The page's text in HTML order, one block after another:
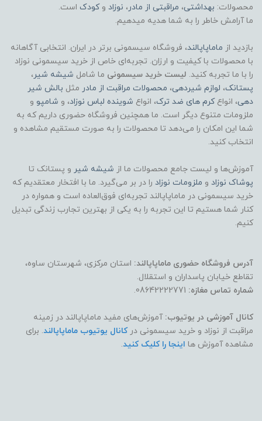
محصولات: بهداشتی، مراقبتی از مادر، نوزاد وکودک است.
ما آرامش خاطر را به شما هدیه میدهیم.
بازدید از ماماپاپالند، فروشگاه سیسمونی برتر در ایران. انتخابی آگاهانه
با محصولات با کیفیت و ارزان. تجربه‌ای خاص از خرید سیسمونی نوزاد
را با ما تجربه کنید. لیست خرید سیسمونی ما شامل شیشه شیر،
پستانک، لوازم شیردهی، محصولات مراقبت از مادر مثل بالش شیر
دهی، انواعکرم های ضد ترک، انواع شوینده لباس نوزاد، و شامپو و
ملزومات متنوع دیگر است. ما همچنین فروشگاه حضوری داریم که به
شما این امکان را می‌دهد تا محصولات را به صورت مستقیم مشاهده و
انتخاب کنید.
آموزش‌ها و لیست جامع محصولات ما از شیشه شیر و پستانک تا
پوشاک نوزاد و ملزومات نوزاد را در بر می‌گیرد. ما با افتخار معتقدیم که
خرید سیسمونی در ماماپاپالند تجربه‌ای فوق‌العاده است و همواره در
کنار شما هستیم تا این تجربه را به یکی از بهترین تجارب زندگی تبدیل
کنیم.
آدرس فروشگاه حضوری ماماپاپالند: استان مرکزی، شهرستان ساوه،
تقاطع خیابان پاسداران و استقلال.
شماره تماس مغازه:
کانال آموزشی در یوتیوب: آموزش‌های مفید ماماپاپالند در زمینه
مراقبت از نوزاد و خرید سیسمونی درکانال یوتیوب ماماپاپالند. برای
مشاهده آموزش ها اینجا را کلیک کنید.